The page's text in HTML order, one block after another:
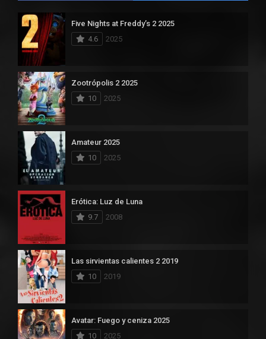
Five Nights at Freddy’s 2 2025
4.6
2025
Zootrópolis 2 2025
10
2025
Amateur 2025
10
2025
Erótica: Luz de Luna
9.7
2008
Las sirvientas calientes 2 2019
10
2019
Avatar: Fuego y ceniza 2025
10
2025